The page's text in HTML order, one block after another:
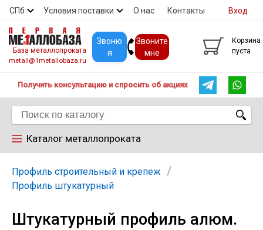
СПб Условия поставки О нас Контакты
Скидки Прайс Покупателям
Вход
База металлопроката
metall@1metallobaza.ru
Звоню
я
Звоните
мне
Корзина
пуста
Получить консультацию и спросить об акциях
Каталог металлопроката
Арматура
Профиль строительный и крепеж
Профиль штукатурный
Штукатурный профиль алюм.